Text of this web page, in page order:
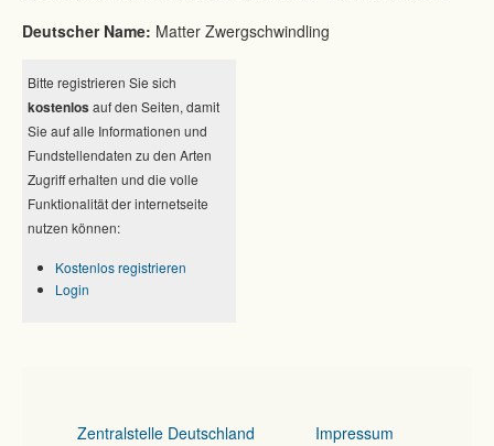
Deutscher Name: Matter Zwergschwindling
Bitte registrieren Sie sich
kostenlos auf den Seiten, damit
Sie auf alle Informationen und
Fundstellendaten zu den Arten
Zugriff erhalten und die volle
Funktionalität der internetseite
nutzen können:
Kostenlos registrieren
Login
Zentralstelle Deutschland Impressum